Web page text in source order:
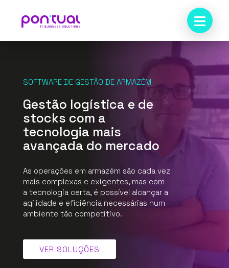
SOFTWARE DE GESTÃO DE ARMAZÉM
Gestão logística e de
stocks com a
tecnologia mais
avançada do mercado
As operações em armazém são cada vez
mais complexas e exigentes, mas com
a tecnologia certa, é possível alcançar a
agilidade e eficiência necessárias num
ambiente tão competitivo.
VER SOLUÇÕES